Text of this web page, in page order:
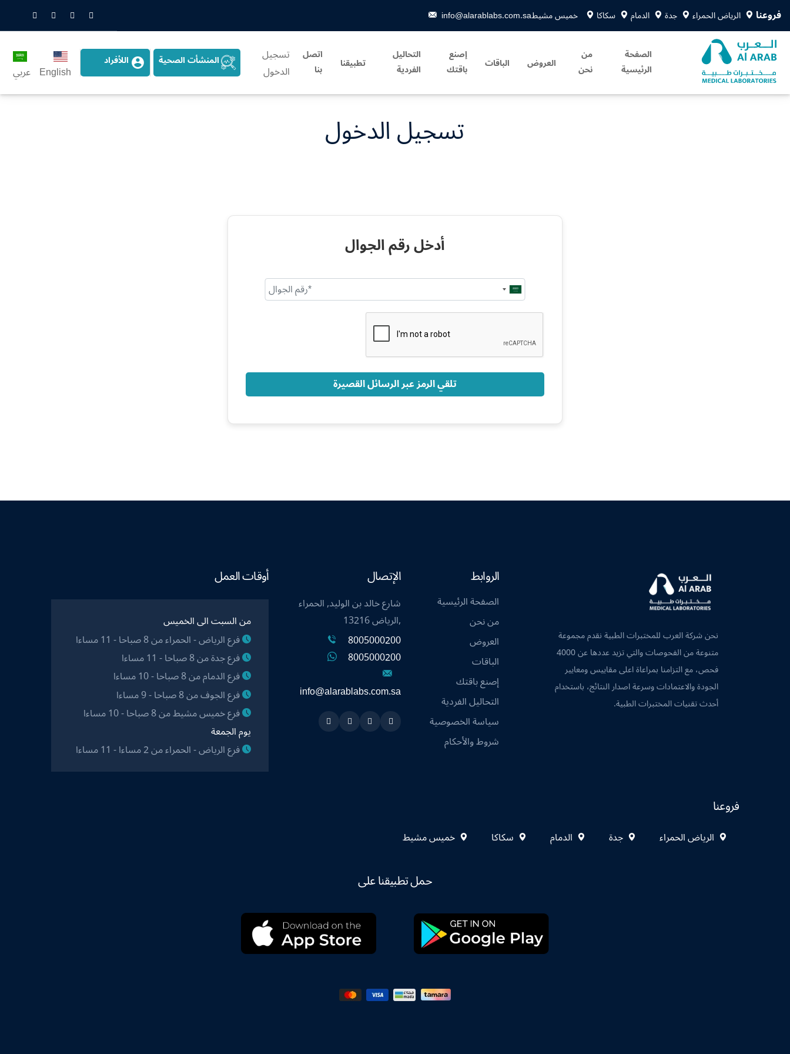
فروعنا الرياض الحمراء جدة الدمام سكاكا خميس مشيطinfo@alarablabs.com.sa
Snapchat
Twitter
LinkedIn
الصفحة
الرئيسية
من
نحن العروض الباقات إصنع
باقتك
التحاليل
الفردية تطبيقنا اتصل
بنا
تسجيل
الدخول
المنشأت الصحية اللأفراد
English عربي
تسجيل الدخول
أدخل رقم الجوال
Saudi
Arabia
تلقي الرمز عبر الرسائل القصيرة
نحن شركة العرب للمختبرات الطبية نقدم مجموعة
متنوعة من الفحوصات والتي تزيد عددها عن 4000
فحص، مع التزامنا بمراعاة اعلى مقاييس ومعايير
الجودة والاعتمادات وسرعة اصدار النتائج، باستخدام
أحدث تقنيات المختبرات الطبية.
الروابط
الصفحة الرئيسية
من نحن
العروض
الباقات
إصنع باقتك
التحاليل الفردية
سياسة الخصوصية
شروط والأحكام
الإتصال
شارع خالد بن الوليد, الحمراء
,الرياض 13216
8005000200
8005000200
info@alarablabs.com.sa
Snapchat
Twitter
Linkedin
Instagram
أوقات العمل
من السبت الى الخميس
فرع الرياض - الحمراء من 8 صباحا - 11 مساءا
فرع جدة من 8 صباحا - 11 مساءا
فرع الدمام من 8 صباحا - 10 مساءا
فرع الجوف من 8 صباحا - 9 مساءا
فرع خميس مشيط من 8 صباحا - 10 مساءا
يوم الجمعة
فرع الرياض - الحمراء من 2 مساءا - 11 مساءا
فروعنا
الرياض الحمراء جدة الدمام سكاكا خميس مشيط
حمل تطبيقنا على